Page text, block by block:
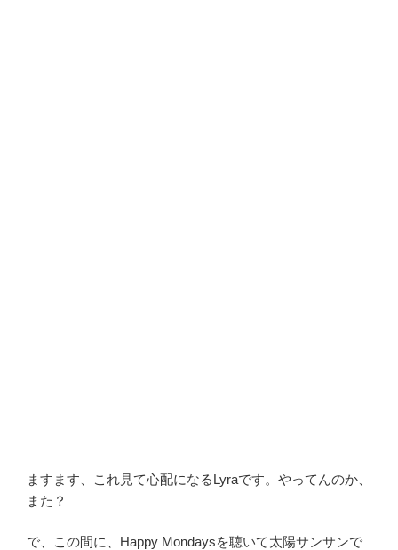
ますます、これ見て心配になるLyraです。やってんのか、
また？
で、この間に、Happy Mondaysを聴いて太陽サンサンで